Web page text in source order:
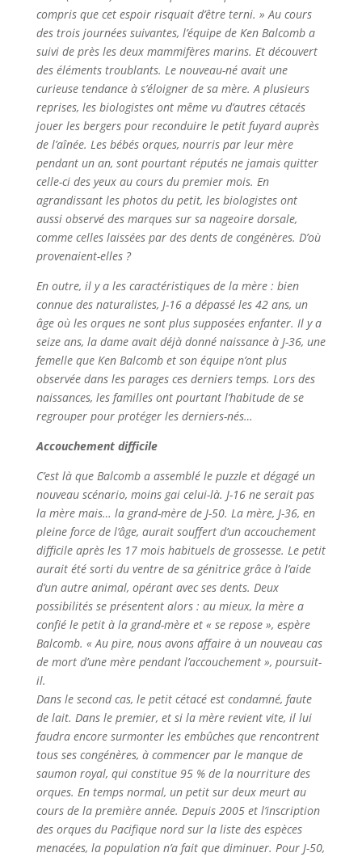
compris que cet espoir risquait d’être terni. » Au cours
des trois journées suivantes, l’équipe de Ken Balcomb a
suivi de près les deux mammifères marins. Et découvert
des éléments troublants. Le nouveau-né avait une
curieuse tendance à s’éloigner de sa mère. A plusieurs
reprises, les biologistes ont même vu d’autres cétacés
jouer les bergers pour reconduire le petit fuyard auprès
de l’aînée. Les bébés orques, nourris par leur mère
pendant un an, sont pourtant réputés ne jamais quitter
celle-ci des yeux au cours du premier mois. En
agrandissant les photos du petit, les biologistes ont
aussi observé des marques sur sa nageoire dorsale,
comme celles laissées par des dents de congénères. D’où
provenaient-elles ?
En outre, il y a les caractéristiques de la mère : bien
connue des naturalistes, J-16 a dépassé les 42 ans, un
âge où les orques ne sont plus supposées enfanter. Il y a
seize ans, la dame avait déjà donné naissance à J-36, une
femelle que Ken Balcomb et son équipe n’ont plus
observée dans les parages ces derniers temps. Lors des
naissances, les familles ont pourtant l’habitude de se
regrouper pour protéger les derniers-nés…
Accouchement difficile
C’est là que Balcomb a assemblé le puzzle et dégagé un
nouveau scénario, moins gai celui-là. J-16 ne serait pas
la mère mais… la grand-mère de J-50. La mère, J-36, en
pleine force de l’âge, aurait souffert d’un accouchement
difficile après les 17 mois habituels de grossesse. Le petit
aurait été sorti du ventre de sa génitrice grâce à l’aide
d’un autre animal, opérant avec ses dents. Deux
possibilités se présentent alors : au mieux, la mère a
confié le petit à la grand-mère et « se repose », espère
Balcomb. « Au pire, nous avons affaire à un nouveau cas
de mort d’une mère pendant l’accouchement », poursuit-
il.
Dans le second cas, le petit cétacé est condamné, faute
de lait. Dans le premier, et si la mère revient vite, il lui
faudra encore surmonter les embûches que rencontrent
tous ses congénères, à commencer par le manque de
saumon royal, qui constitue 95 % de la nourriture des
orques. En temps normal, un petit sur deux meurt au
cours de la première année. Depuis 2005 et l’inscription
des orques du Pacifique nord sur la liste des espèces
menacées, la population n’a fait que diminuer. Pour J-50,